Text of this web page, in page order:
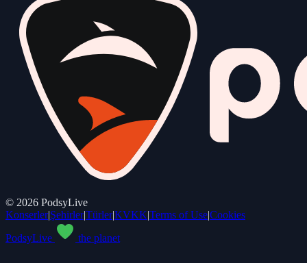
© 2026 PodsyLive
Konserler|Şehirler|Türler|KVKK|Terms of Use|Cookies
PodsyLive
the planet